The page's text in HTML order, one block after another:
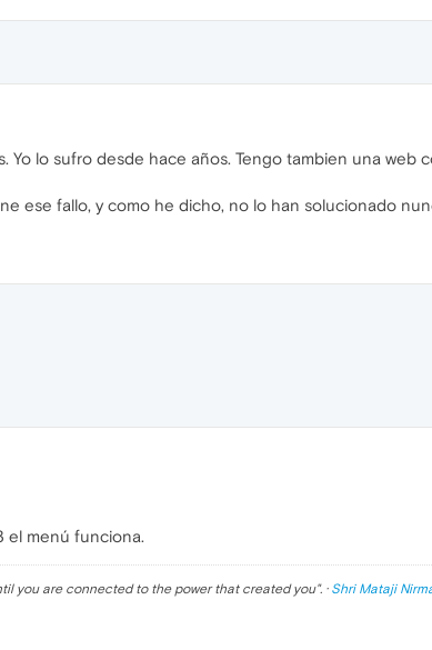
Yo lo sufro desde hace años. Tengo tambien una web
ese fallo, y como he dicho, no lo han solucionado
el menú funciona.
you are connected to the power that created you". · Shri Mataji